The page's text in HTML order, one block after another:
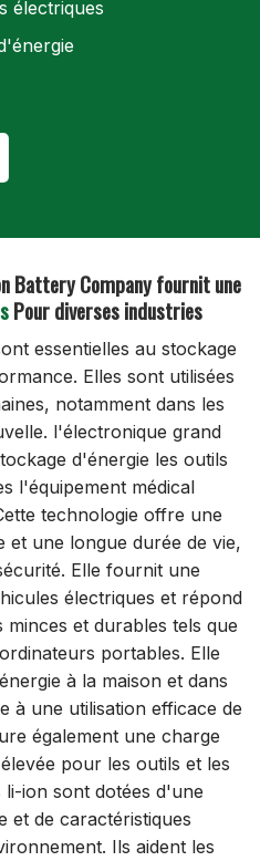
électriques
Battery Company fournit une
Pour diverses industries
essentielles au stockage
Elles sont utilisées
notamment dans les
l'électronique grand
d'énergie les outils
l'équipement médical
technologie offre une
et une longue durée de vie,
Elle fournit une
électriques et répond
et durables tels que
portables. Elle
à la maison et dans
à une utilisation efficace de
également une charge
pour les outils et les
ion sont dotées d'une
et de caractéristiques
Ils aident les